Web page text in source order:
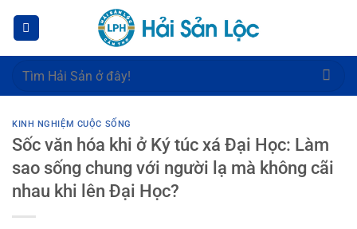
dung
Tìm
KINH NGHIỆM CUỘC SỐNG
Sốc văn hóa khi ở Ký túc xá Đại Học: Làm
sao sống chung với người lạ mà không cãi
nhau khi lên Đại Học?